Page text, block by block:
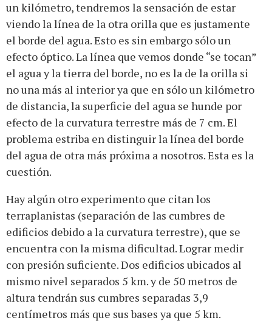
un kilómetro, tendremos la sensación de estar
viendo la línea de la otra orilla que es justamente
el borde del agua. Esto es sin embargo sólo un
efecto óptico. La línea que vemos donde “se tocan”
el agua y la tierra del borde, no es la de la orilla si
no una más al interior ya que en sólo un kilómetro
de distancia, la superficie del agua se hunde por
efecto de la curvatura terrestre más de 7 cm. El
problema estriba en distinguir la línea del borde
del agua de otra más próxima a nosotros. Esta es la
cuestión.
Hay algún otro experimento que citan los
terraplanistas (separación de las cumbres de
edificios debido a la curvatura terrestre), que se
encuentra con la misma dificultad. Lograr medir
con presión suficiente. Dos edificios ubicados al
mismo nivel separados 5 km. y de 50 metros de
altura tendrán sus cumbres separadas 3,9
centímetros más que sus bases ya que 5 km.